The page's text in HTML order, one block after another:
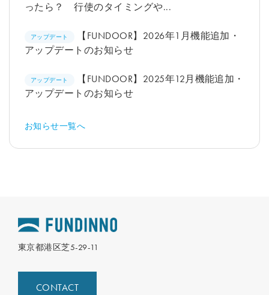
ったら？ 行使のタイミングや...
アップデート
【FUNDOOR】2026年1月機能追加・
アップデートのお知らせ
アップデート
【FUNDOOR】2025年12月機能追加・
アップデートのお知らせ
お知らせ一覧へ
東京都港区芝5-29-11
CONTACT